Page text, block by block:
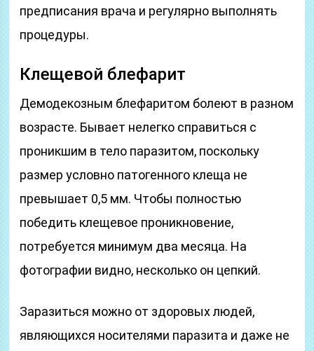
предписания врача и регулярно выполнять
процедуры.
Клещевой блефарит
Демодекозным блефаритом болеют в разном
возрасте. Бывает нелегко справиться с
проникшим в тело паразитом, поскольку
размер условно патогенного клеща не
превышает 0,5 мм. Чтобы полностью
победить клещевое проникновение,
потребуется минимум два месяца. На
фотографии видно, несколько он цепкий.
Заразиться можно от здоровых людей,
являющихся носителями паразита и даже не